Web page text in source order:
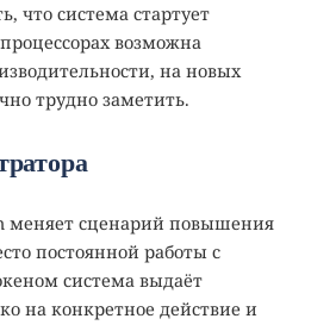
что система стартует
возможна
на новых
трудно заметить.
меняет сценарий повышения
постоянной работы с
система выдаёт
на конкретное действие и